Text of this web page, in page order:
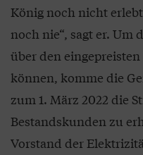
König noch nicht
noch nie“, sagt er.
über den
können, komme die
zum 1. März 2022 die
Bestandskunden zu
Vorstand der